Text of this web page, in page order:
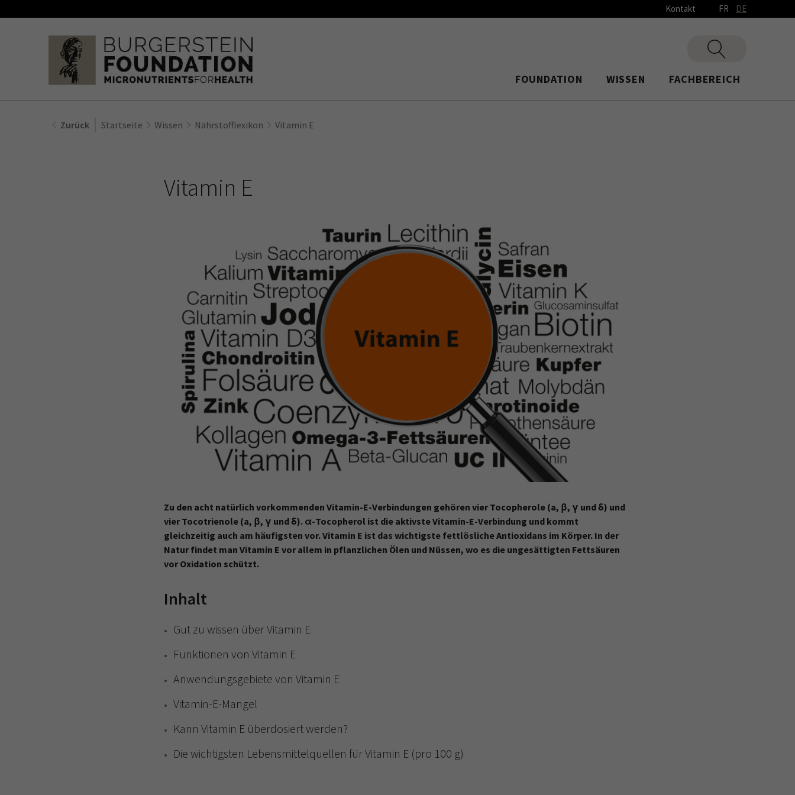
Kontakt FR DE
FOUNDATION WISSEN FACHBEREICH
Zurück Startseite Wissen Nährstofflexikon Vitamin E
Vitamin E
Zu den acht natürlich vorkommenden Vitamin-E-Verbindungen gehören vier Tocopherole (a, β, γ und δ) und
vier Tocotrienole (a, β, γ und δ). α-Tocopherol ist die aktivste Vitamin-E-Verbindung und kommt
gleichzeitig auch am häufigsten vor. Vitamin E ist das wichtigste fettlösliche Antioxidans im Körper. In der
Natur findet man Vitamin E vor allem in pflanzlichen Ölen und Nüssen, wo es die ungesättigten Fettsäuren
vor Oxidation schützt.
Inhalt
Gut zu wissen über Vitamin E
Funktionen von Vitamin E
Anwendungsgebiete von Vitamin E
Vitamin-E-Mangel
Kann Vitamin E überdosiert werden?
Die wichtigsten Lebensmittelquellen für Vitamin E (pro 100 g)